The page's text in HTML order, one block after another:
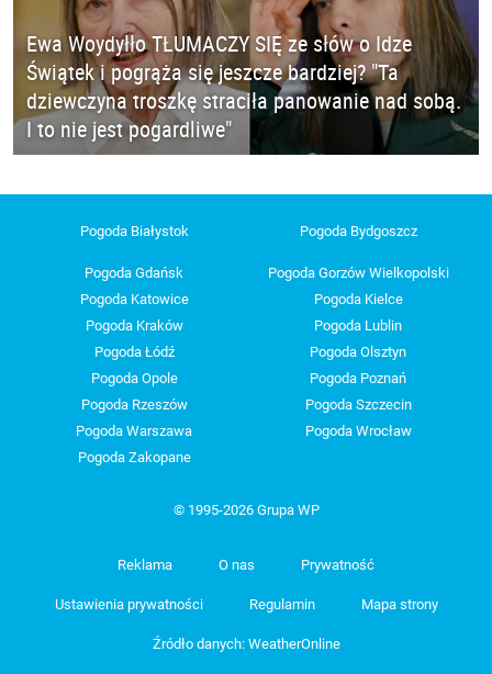
Ewa Woydyłło TŁUMACZY SIĘ ze słów o Idze
Świątek i pogrąża się jeszcze bardziej? "Ta
dziewczyna troszkę straciła panowanie nad sobą.
I to nie jest pogardliwe"
Pogoda Białystok Pogoda Bydgoszcz
Pogoda Gdańsk
Pogoda Gorzów Wielkopolski
Pogoda Katowice
Pogoda Kielce
Pogoda Kraków
Pogoda Lublin
Pogoda Łódź
Pogoda Olsztyn
Pogoda Opole
Pogoda Poznań
Pogoda Rzeszów
Pogoda Szczecin
Pogoda Warszawa
Pogoda Wrocław
Pogoda Zakopane
© 1995-2026 Grupa WP
Reklama O nas Prywatność
Ustawienia prywatności Regulamin Mapa strony
Źródło danych: WeatherOnline